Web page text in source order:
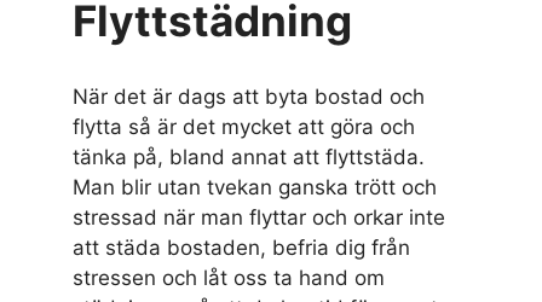
Flyttstädning
När det är dags att byta bostad och
flytta så är det mycket att göra och
tänka på, bland annat att flyttstäda.
Man blir utan tvekan ganska trött och
stressad när man flyttar och orkar inte
att städa bostaden, befria dig från
stressen och låt oss ta hand om